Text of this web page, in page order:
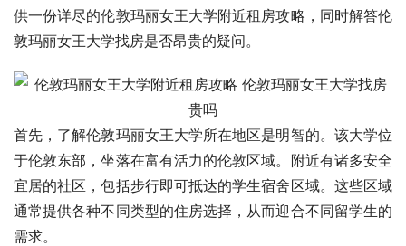
供一份详尽的伦敦玛丽女王大学附近租房攻略，同时解答伦
敦玛丽女王大学找房是否昂贵的疑问。
首先，了解伦敦玛丽女王大学所在地区是明智的。该大学位
于伦敦东部，坐落在富有活力的伦敦区域。附近有诸多安全
宜居的社区，包括步行即可抵达的学生宿舍区域。这些区域
通常提供各种不同类型的住房选择，从而迎合不同留学生的
需求。